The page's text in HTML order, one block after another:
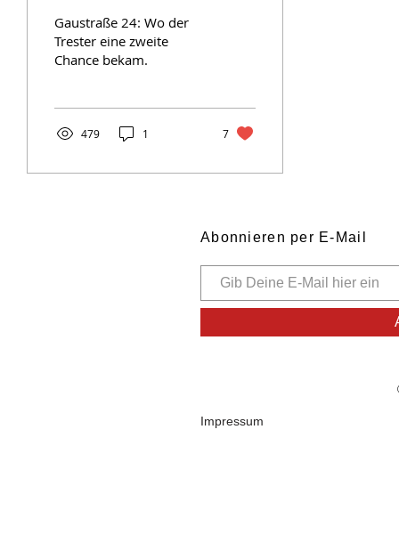
Gaustraße 24: Wo der
Trester eine zweite
Chance bekam.
479 1 7
Abonnieren per E-Mail
Impressum